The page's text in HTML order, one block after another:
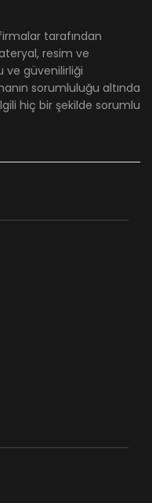
tarafından
resim ve
ve güvenilirliği
sorumluluğu altında
hiç bir şekilde sorumlu